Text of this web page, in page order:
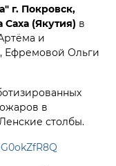
г. Покровск,
Саха (Якутия) в
и
Ефремовой Ольги
в
столбы.